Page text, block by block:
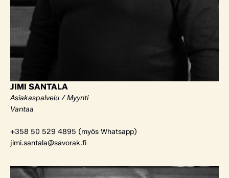
JIMI SANTALA
Asiakaspalvelu / Myynti
Vantaa
+358 50 529 4895 (myös Whatsapp)
jimi.santala@savorak.fi